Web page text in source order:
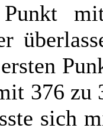
Punkt
376 zu
sich